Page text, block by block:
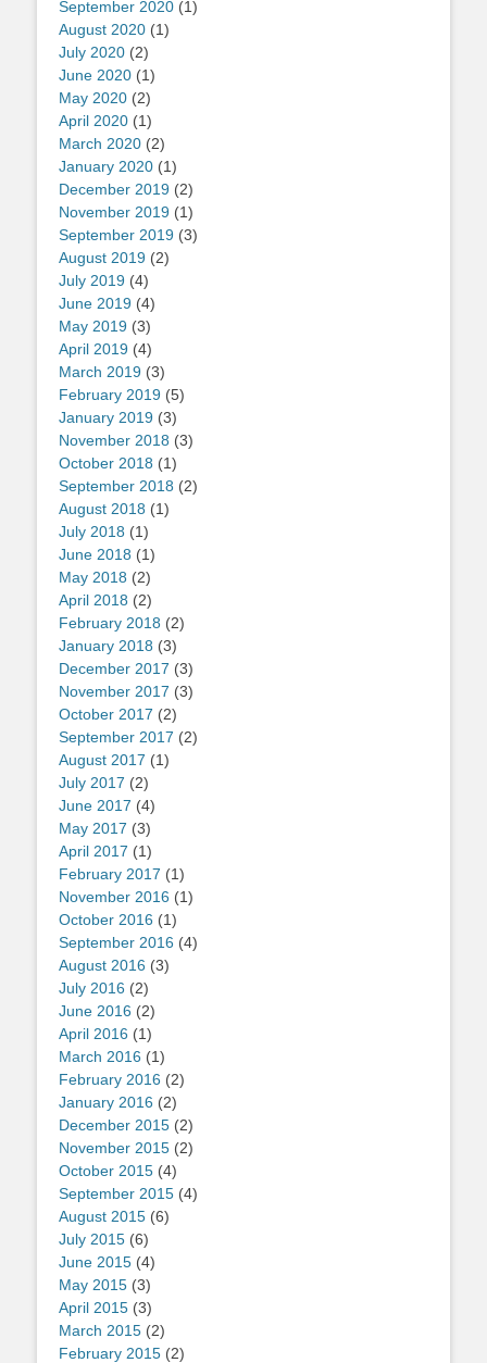
September 2020 (1)
August 2020 (1)
July 2020 (2)
June 2020 (1)
May 2020 (2)
April 2020 (1)
March 2020 (2)
January 2020 (1)
December 2019 (2)
November 2019 (1)
September 2019 (3)
August 2019 (2)
July 2019 (4)
June 2019 (4)
May 2019 (3)
April 2019 (4)
March 2019 (3)
February 2019 (5)
January 2019 (3)
November 2018 (3)
October 2018 (1)
September 2018 (2)
August 2018 (1)
July 2018 (1)
June 2018 (1)
May 2018 (2)
April 2018 (2)
February 2018 (2)
January 2018 (3)
December 2017 (3)
November 2017 (3)
October 2017 (2)
September 2017 (2)
August 2017 (1)
July 2017 (2)
June 2017 (4)
May 2017 (3)
April 2017 (1)
February 2017 (1)
November 2016 (1)
October 2016 (1)
September 2016 (4)
August 2016 (3)
July 2016 (2)
June 2016 (2)
April 2016 (1)
March 2016 (1)
February 2016 (2)
January 2016 (2)
December 2015 (2)
November 2015 (2)
October 2015 (4)
September 2015 (4)
August 2015 (6)
July 2015 (6)
June 2015 (4)
May 2015 (3)
April 2015 (3)
March 2015 (2)
February 2015 (2)